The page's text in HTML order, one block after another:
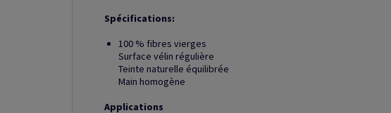
Spécifications:
100 % fibres vierges
Surface vélin régulière
Teinte naturelle équilibrée
Main homogène
Applications